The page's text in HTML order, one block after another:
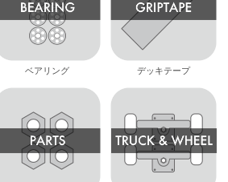
ベアリング デッキテープ